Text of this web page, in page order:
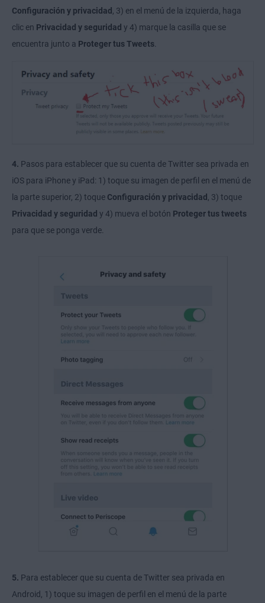
Configuración y privacidad , 3) en el menú de la izquierda, haga
clic en Privacidad y seguridad y 4) marque la casilla que se
encuentra junto a Proteger tus Tweets.
4. Pasos para establecer que su cuenta de Twitter sea privada en
iOS para iPhone y iPad: 1) toque su imagen de perfil en el menú de
la parte superior, 2) toque Configuración y privacidad , 3) toque
Privacidad y seguridad y 4) mueva el botón Proteger tus tweets
para que se ponga verde.
5. Para establecer que su cuenta de Twitter sea privada en
Android, 1) toque su imagen de perfil en el menú de la parte